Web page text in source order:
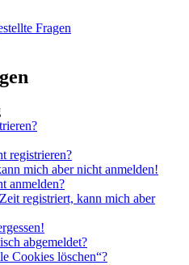
Fragen
registrieren?
mich aber nicht anmelden!
anmelden?
registriert, kann mich aber
abgemeldet?
Cookies löschen“?